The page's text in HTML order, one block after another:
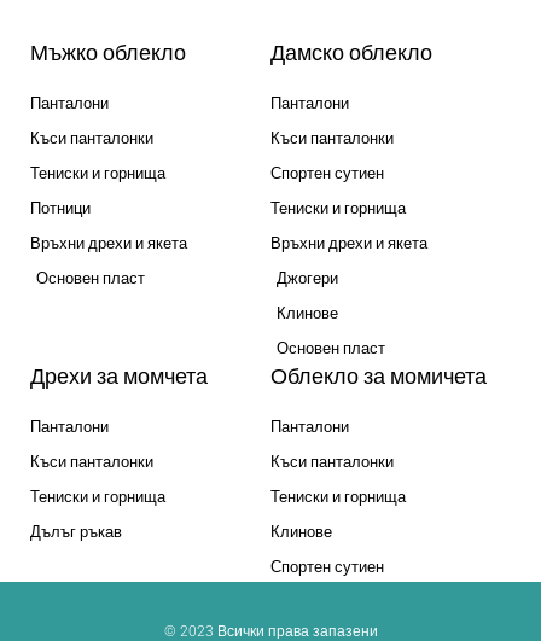
Мъжко облекло
Панталони
Къси панталонки
Тениски и горнища
Потници
Връхни дрехи и якета
Основен пласт
Дамско облекло
Панталони
Къси панталонки
Спортен сутиен
Тениски и горнища
Връхни дрехи и якета
Джогери
Клинове
Основен пласт
Дрехи за момчета
Панталони
Къси панталонки
Тениски и горнища
Дълъг ръкав
Облекло за момичета
Панталони
Къси панталонки
Тениски и горнища
Клинове
Спортен сутиен
© 2023 Всички права запазени